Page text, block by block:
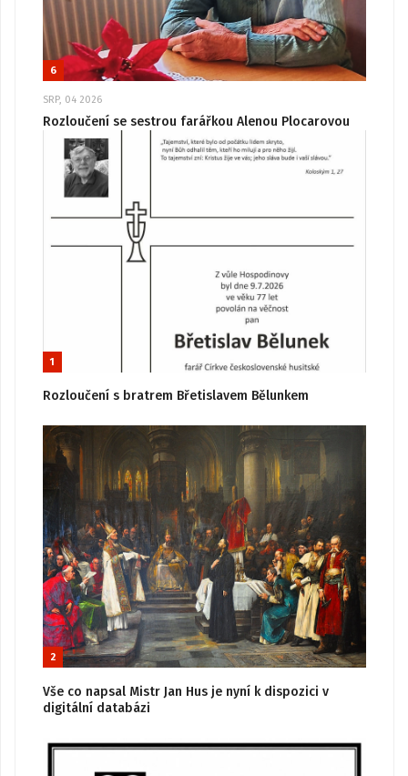
6
SRP, 04 2026
Rozloučení se sestrou farářkou Alenou Plocarovou
1
Rozloučení s bratrem Břetislavem Bělunkem
2
Vše co napsal Mistr Jan Hus je nyní k dispozici v
digitální databázi